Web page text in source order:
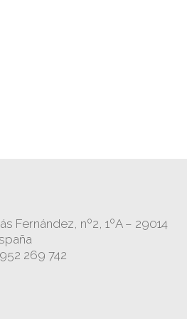
Fernández, nº2, 1ºA – 29014
269 742